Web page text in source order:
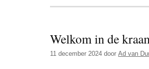
Welkom in de
11 december 2024 door Ad van